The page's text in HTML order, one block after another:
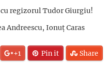
regizorul Tudor Giurgiu!
Andreescu, Ionuț Caras
+1 Pin it Share